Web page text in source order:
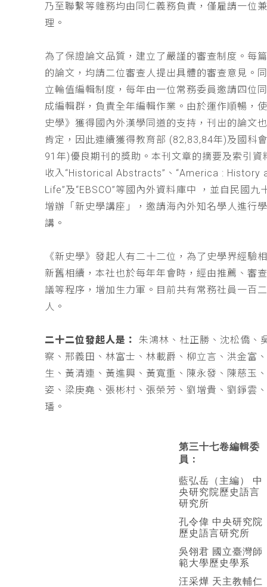
乃至聯繫等雜務均由同仁義務負責，僅雇請一位
理。
為了保證論文品質，建立了嚴謹的審查制度。每
的論文，均請二位審查人提出具體的審查意見。
立輪值編輯制度，每年由一位常務委員邀請四位
成編輯群，負責全年編輯作業。由於運作順暢，
史學》獲得國內外漢學同道的支持，刊出的論文
肯定，因此連續獲得教育部 (82,83,84年)及國科
91年)優良期刊的獎助。本刊文章的摘要及索引資
收入“Historical Abstracts”、“America : History
Life”及“EBSCO”等國內外資料庫中 ，並自民國九
增辦「新史學講座」，邀請海內外知名學人進行
講。
《新史學》發起人有二十二位，為了史學界經驗
新舊相續，本社也於每年年會時，經由推薦、審
議等程序，增加生力軍。目前共有常務社員一百
人。
二十二位發起人是：
朱鴻林、杜正勝、沈松僑、
察、邢義田、林富士、林載爵、柳立言、洪金富
生、黃清連、黃進興、黃寬重、陳永發、陳慈玉
姿、梁庚堯、張彬村、張榮芳、劉增貴、劉錚雲
璠。
第三十七卷編輯委
員：
藍弘岳（主編） 中
央研究院歷史語言
研究所
孔令偉 中央研究院
歷史語言研究所
吳翎君 國立臺灣師
範大學歷史學系
汪采燁 天主教輔仁